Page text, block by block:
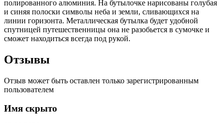
полированного алюминия. На бутылочке нарисованы голубая
и синяя полоски символы неба и земли, сливающихся на
линии горизонта. Металлическая бутылка будет удобной
спутницей путешественницы она не разобьется в сумочке и
сможет находиться всегда под рукой.
Отзывы
Отзыв может быть оставлен только зарегистрированным
пользователем
Имя скрыто